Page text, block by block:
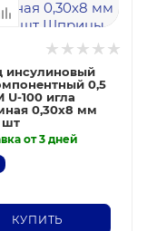
инсулиновый
0,5
U-100 игла
0,30х8 мм
шт
от 3 дней
КУПИТЬ